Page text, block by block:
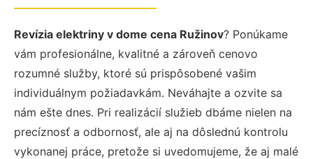
Revízia elektriny v dome cena Ružinov? Ponúkame
vám profesionálne, kvalitné a zároveň cenovo
rozumné služby, ktoré sú prispôsobené vašim
individuálnym požiadavkám. Neváhajte a ozvite sa
nám ešte dnes. Pri realizácií služieb dbáme nielen na
precíznosť a odbornosť, ale aj na dôslednú kontrolu
vykonanej práce, pretože si uvedomujeme, že aj malé